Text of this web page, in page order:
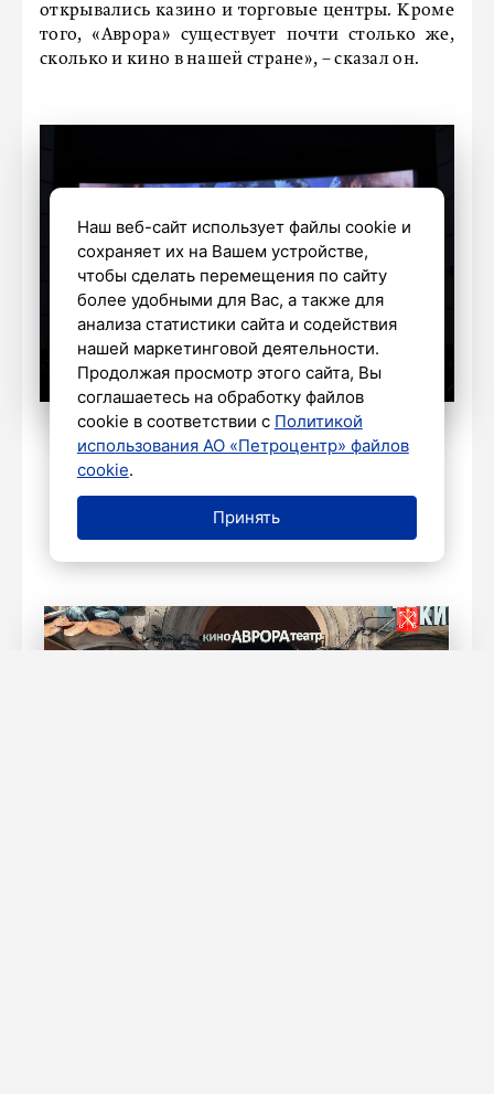
открывались казино и торговые центры. Кроме
того, «Аврора» существует почти столько же,
сколько и кино в нашей стране», – сказал он.
Фото: Дмитрий Фуфаев / «Петербургский
Наш веб-сайт использует файлы cookie и
сохраняет их на Вашем устройстве,
чтобы сделать перемещения по сайту
более удобными для Вас, а также для
анализа статистики сайта и содействия
нашей маркетинговой деятельности.
Продолжая просмотр этого сайта, Вы
соглашаетесь на обработку файлов
cookie в соответствии с Политикой
использования АО «Петроцентр» файлов
cookie.
Принять